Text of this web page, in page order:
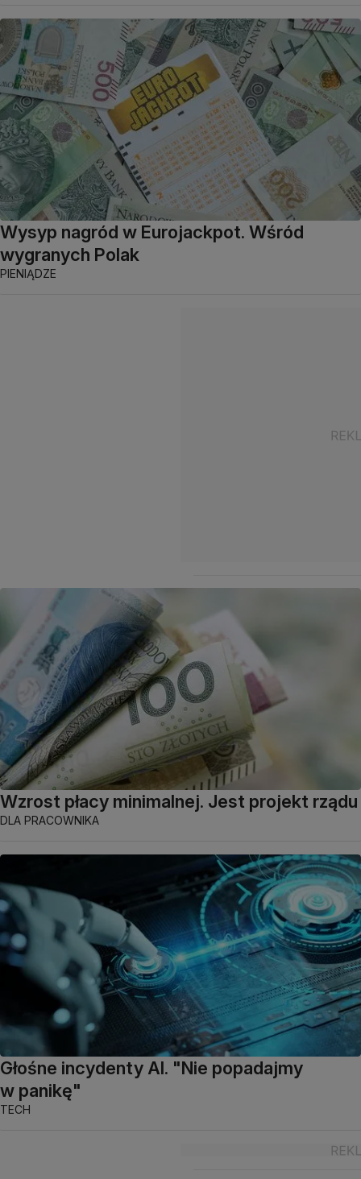
Wysyp nagród w Eurojackpot. Wśród
wygranych Polak
PIENIĄDZE
Wzrost płacy minimalnej. Jest projekt rządu
DLA PRACOWNIKA
Głośne incydenty AI. "Nie popadajmy
w panikę"
TECH